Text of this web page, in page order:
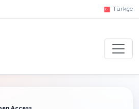
Türkçe